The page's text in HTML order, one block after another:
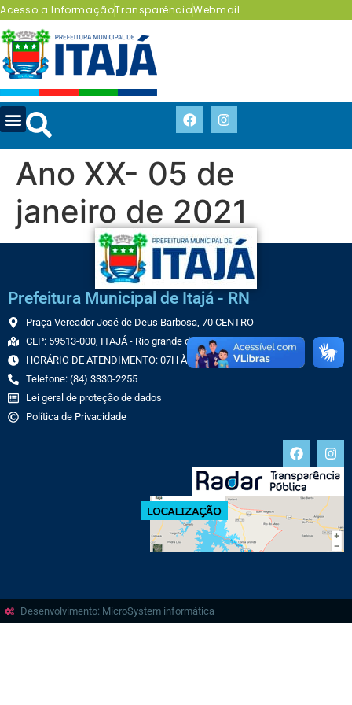
Acesso a InformaçãoTransparênciaWebmail
Ano XX- 05 de
janeiro de 2021
Prefeitura Municipal de Itajá - RN
Praça Vereador José de Deus Barbosa, 70 CENTRO
CEP: 59513-000, ITAJÁ - Rio grande do Norte
HORÁRIO DE ATENDIMENTO: 07H ÀS 13H
Telefone: (84) 3330-2255
Lei geral de proteção de dados
Política de Privacidade
Desenvolvimento: MicroSystem informática